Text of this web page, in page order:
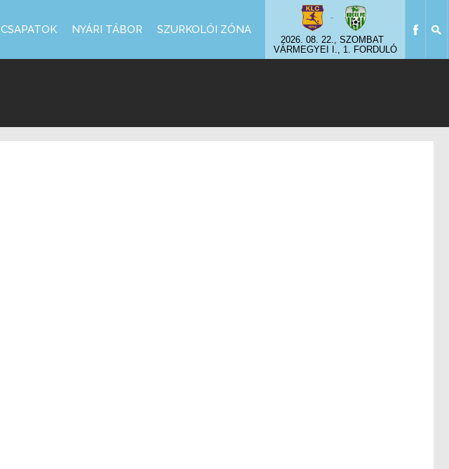
-
2026. 08. 22., SZOMBAT
VÁRMEGYEI I., 1. FORDULÓ
CSAPATOK NYÁRI TÁBOR SZURKOLÓI ZÓNA